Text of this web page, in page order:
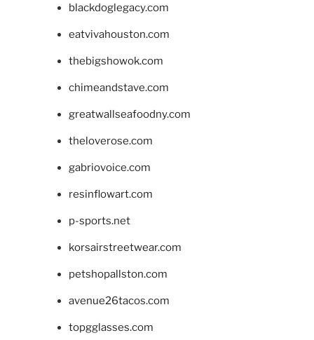
blackdoglegacy.com
eatvivahouston.com
thebigshowok.com
chimeandstave.com
greatwallseafoodny.com
theloverose.com
gabriovoice.com
resinflowart.com
p-sports.net
korsairstreetwear.com
petshopallston.com
avenue26tacos.com
topgglasses.com